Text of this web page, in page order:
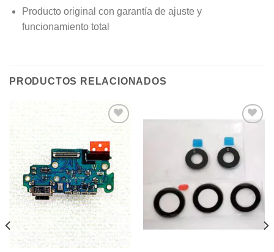
Producto original con garantía de ajuste y
funcionamiento total
PRODUCTOS RELACIONADOS
a la
lista de
deseos
lista de
deseos